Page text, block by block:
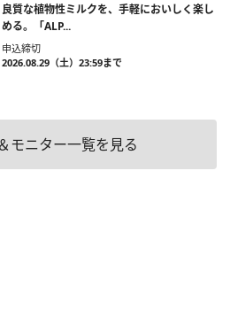
良質な植物性ミルクを、手軽においしく楽し
める。「ALP...
申込締切
2026.08.29（土）23:59まで
モニター一覧を見る